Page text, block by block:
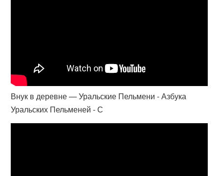
Внук в деревне — Уральские Пельмени - Азбука
Уральских Пельменей - С